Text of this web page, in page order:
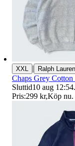
XXL | Ralph Lauren
Chaps Grey
Sluttid10 aug 12:54.
Pris:299 kr,Köp nu.